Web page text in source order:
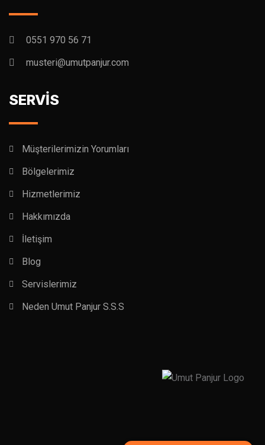
0551 970 56 71
musteri@umutpanjur.com
SERVİS
Müşterilerimizin Yorumları
Bölgelerimiz
Hizmetlerimiz
Hakkımızda
İletişim
Blog
Servislerimiz
Neden Umut Panjur S.S.S